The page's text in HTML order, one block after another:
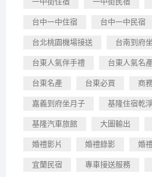
台中一中住宿 台中一中民宿
台北桃園機場接送 台南到府
台東人氣伴手禮 台東人氣名
台東名產 台東必買 商
嘉義到府坐月子 基隆住宿乾
基隆汽車旅館 大圖輸出
婚禮影片 婚禮錄影 婚
宜蘭民宿 專車接送服務